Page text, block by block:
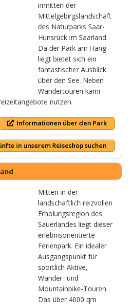
inmitten der
Mittelgebirgslandschaft
des Naturparks Saar-
Hunsrück im Saarland.
Da der Park am Hang
liegt bietet sich ein
fantastischer Ausblick
über den See. Neben
Wandertouren kann
nutzen.
Informationen über den Park
in unserem Reiseshop suchen
Mitten in der
landschaftlich reizvollen
Erholungsregion des
Sauerlandes liegt dieser
erlebnisorientierte
Ferienpark. Ein idealer
Ausgangspunkt für
sportlich Aktive,
Wander- und
Mountainbike-Touren.
Das über 4000 qm